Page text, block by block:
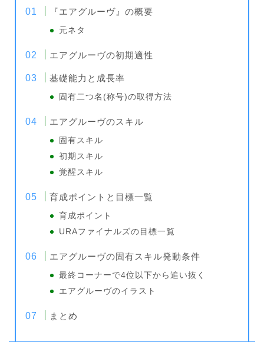
『エアグルーヴ』の概要
元ネタ
エアグルーヴの初期適性
基礎能力と成長率
固有二つ名(称号)の取得方法
エアグルーヴのスキル
固有スキル
初期スキル
覚醒スキル
育成ポイントと目標一覧
育成ポイント
URAファイナルズの目標一覧
エアグルーヴの固有スキル発動条件
最終コーナーで4位以下から追い抜く
エアグルーヴのイラスト
まとめ